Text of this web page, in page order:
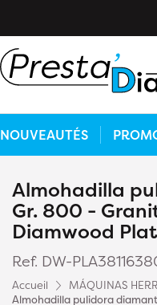
NOUVEAUTÉS
Almohadilla
Gr. 800 -
Diamwood
Ref. DW-
Accueil MÁQUINAS
Almohadilla pulidora